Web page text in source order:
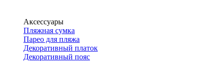
Аксессуары
Пляжная сумка
Парео для пляжа
Декоративный платок
Декоративный пояс